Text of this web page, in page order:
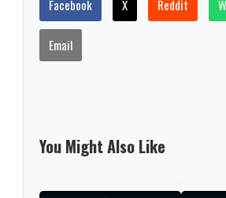
Facebook X Reddit
Email
You Might Also Like